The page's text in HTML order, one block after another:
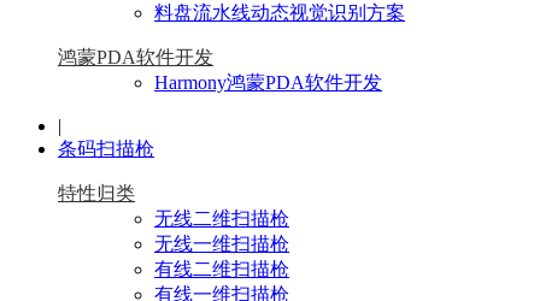
料盘流水线动态视觉识别方案
鸿蒙PDA软件开发
Harmony鸿蒙PDA软件开发
|
条码扫描枪
特性归类
无线二维扫描枪
无线一维扫描枪
有线二维扫描枪
有线一维扫描枪